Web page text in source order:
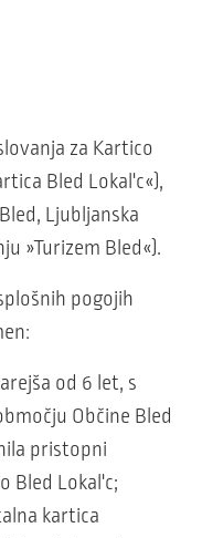
za Kartico
Bled Lokal'c«),
Ljubljanska
»Turizem Bled«).
pogojih
od 6 let, s
Občine Bled
pristopni
Bled Lokal'c;
kartica